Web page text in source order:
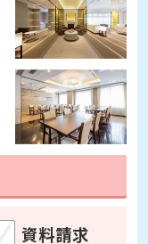
資料請求